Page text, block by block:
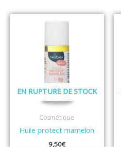
EN RUPTURE DE STOCK
Cosmétique
Huile protect mamelon
9,50€